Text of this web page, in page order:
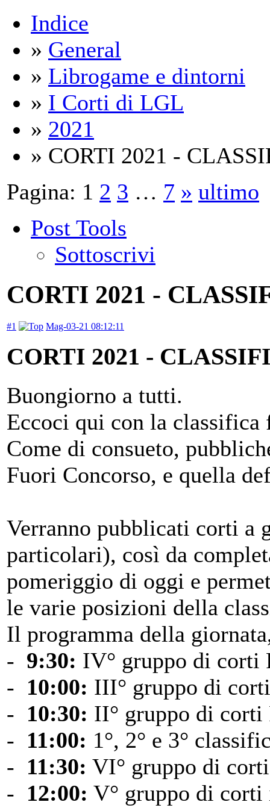
Indice
» General
» Librogame e dintorni
» I Corti di LGL
» 2021
» CORTI 2021 -
Pagina: 1 2 3 … 7 » ultimo
Post Tools
Sottoscrivi
CORTI 2021 -
#1 Mag-03-21 08:12:11
CORTI 2021 -
Buongiorno a tutti.
Eccoci qui con la
Come di consueto,
Fuori Concorso, e quella
Verranno pubblicati corti a
particolari), così da
pomeriggio di oggi e
le varie posizioni della
Il programma della
- 9:30: IV° gruppo di corti
- 10:00: III° gruppo di
- 10:30: II° gruppo di corti
- 11:00: 1°, 2° e 3°
- 11:30: VI° gruppo di
- 12:00: V° gruppo di corti